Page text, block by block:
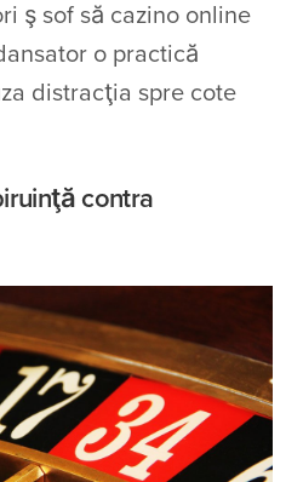
ş sof să cazino online
o practică
distracţia spre cote
contra